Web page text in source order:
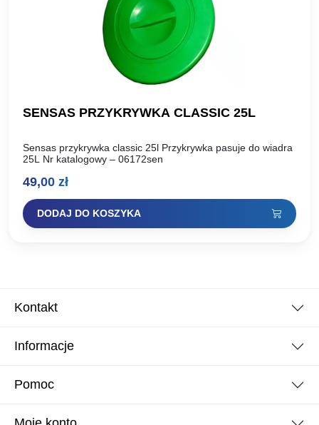
SENSAS PRZYKRYWKA CLASSIC 25L
Sensas przykrywka classic 25l Przykrywka pasuje do wiadra
25L Nr katalogowy – 06172sen
49,00 zł
DODAJ DO KOSZYKA
Kontakt
Informacje
Pomoc